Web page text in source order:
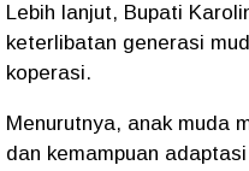
Lebih lanjut, Bupati
keterlibatan generasi
koperasi.
Menurutnya, anak muda
dan kemampuan